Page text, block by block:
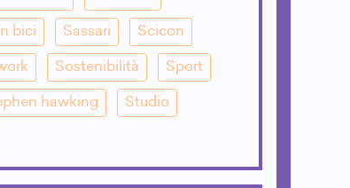
bici Sassari Scicon
Sostenibilità Sport
hawking Studio